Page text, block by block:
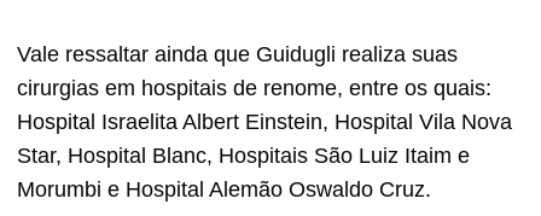
Vale ressaltar ainda que Guidugli realiza suas
cirurgias em hospitais de renome, entre os quais:
Hospital Israelita Albert Einstein, Hospital Vila Nova
Star, Hospital Blanc, Hospitais São Luiz Itaim e
Morumbi e Hospital Alemão Oswaldo Cruz.